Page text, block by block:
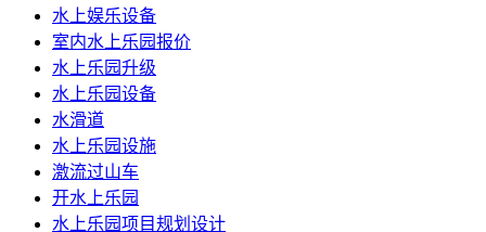
水上娱乐设备
室内水上乐园报价
水上乐园升级
水上乐园设备
水滑道
水上乐园设施
激流过山车
开水上乐园
水上乐园项目规划设计